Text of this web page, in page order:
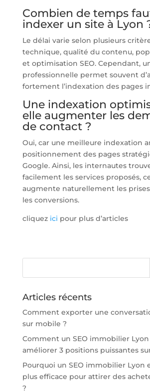
Combien de temps
indexer un site à Lyon
Le délai varie selon plusieurs
technique, qualité du contenu,
et optimisation SEO. Cependant,
professionnelle permet souvent
fortement l’indexation des pages
Une indexation
elle augmenter les
de contact ?
Oui, car une meilleure indexation
positionnement des pages
Google. Ainsi, les internautes
facilement les services proposés,
augmente naturellement les
les conversions.
cliquez ici pour plus d’articles
Articles récents
Comment exporter une
sur mobile ?
Comment un SEO immobilier
améliorer 3 positions puissantes
Pourquoi un SEO immobilier Lyon
plus efficace pour attirer des
?